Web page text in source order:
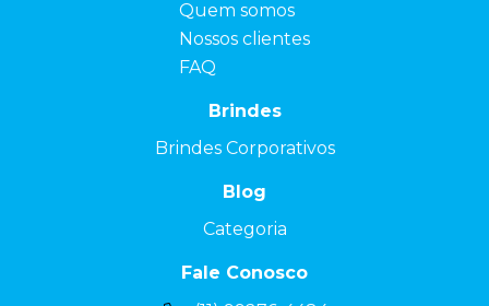
Quem somos
Nossos clientes
FAQ
Brindes
Brindes Corporativos
Blog
Categoria
Fale Conosco